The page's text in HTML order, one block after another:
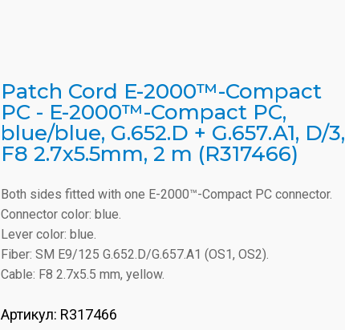
Patch Cord E-2000™-Compact
PC - E-2000™-Compact PC,
blue/blue, G.652.D + G.657.A1, D/3,
F8 2.7x5.5mm, 2 m (R317466)
Both sides fitted with one E-2000™-Compact PC connector.
Connector color: blue.
Lever color: blue.
Fiber: SM E9/125 G.652.D/G.657.A1 (OS1, OS2).
Cable: F8 2.7x5.5 mm, yellow.
Артикул: R317466